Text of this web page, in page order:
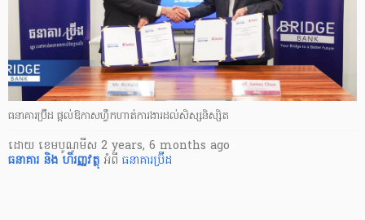
ធនាគារប្រ៊ីដ ផ្តល់ឱកាសហ្វឹកហាត់ការងារដល់សិស្សនិស្សិត
ដោយ ​ ខេមបូណូមីស 2 years, 6 months ago
ធនាគារ និង ហិរញ្ញវត្ថុ អំពី ធនាគារប្រ៊ីដ